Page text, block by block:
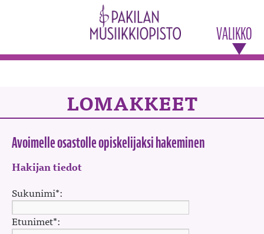
VALIKKO
LOMAKKEET
Avoimelle osastolle opiskelijaksi hakeminen
Hakijan tiedot
Sukunimi*:
Etunimet*: